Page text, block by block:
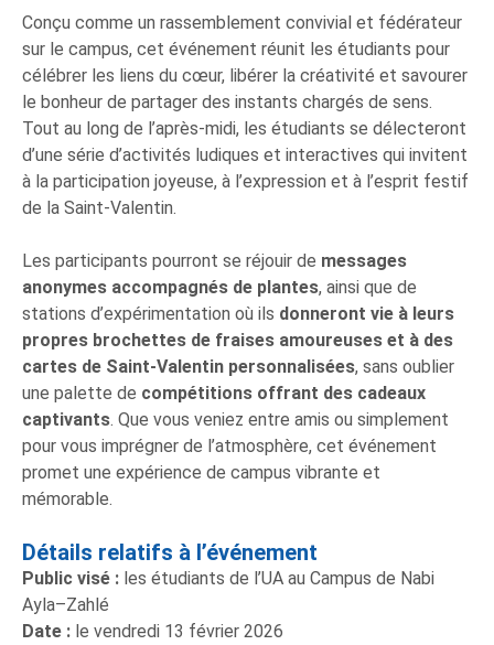
Conçu comme un rassemblement convivial et fédérateur
sur le campus, cet événement réunit les étudiants pour
célébrer les liens du cœur, libérer la créativité et savourer
le bonheur de partager des instants chargés de sens.
Tout au long de l’après-midi, les étudiants se délecteront
d’une série d’activités ludiques et interactives qui invitent
à la participation joyeuse, à l’expression et à l’esprit festif
de la Saint-Valentin.
Les participants pourront se réjouir de messages
anonymes accompagnés de plantes, ainsi que de
stations d’expérimentation où ils donneront vie à leurs
propres brochettes de fraises amoureuses et à des
cartes de Saint-Valentin personnalisées, sans oublier
une palette de compétitions offrant des cadeaux
captivants. Que vous veniez entre amis ou simplement
pour vous imprégner de l’atmosphère, cet événement
promet une expérience de campus vibrante et
mémorable.
Détails relatifs à l’événement
Public visé : les étudiants de l’UA au Campus de Nabi
Ayla–Zahlé
Date : le vendredi 13 février 2026